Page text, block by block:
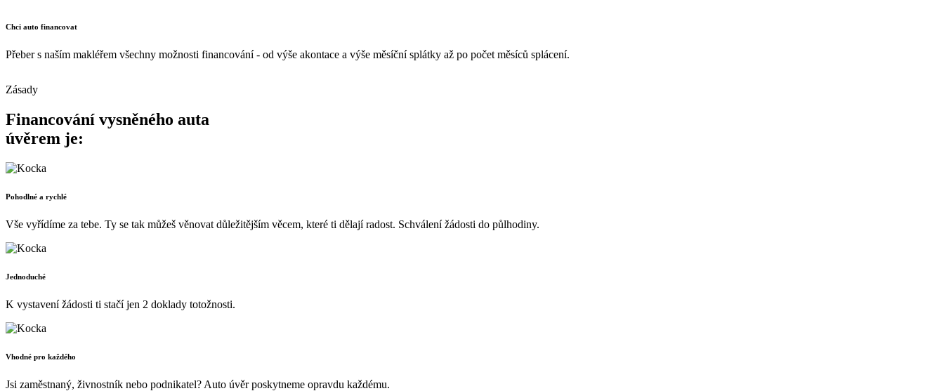
Chci auto financovat
Přeber s naším makléřem všechny možnosti financování - od výše akontace a výše měsíční splátky až po počet měsíců splácení.
Zásady
Financování vysněného auta
úvěrem je:
Pohodlné a rychlé
Vše vyřídíme za tebe. Ty se tak můžeš věnovat důležitějším věcem, které ti dělají radost. Schválení žádosti do půlhodiny.
Jednoduché
K vystavení žádosti ti stačí jen 2 doklady totožnosti.
Vhodné pro každého
Jsi zaměstnaný, živnostník nebo podnikatel? Auto úvěr poskytneme opravdu každému.